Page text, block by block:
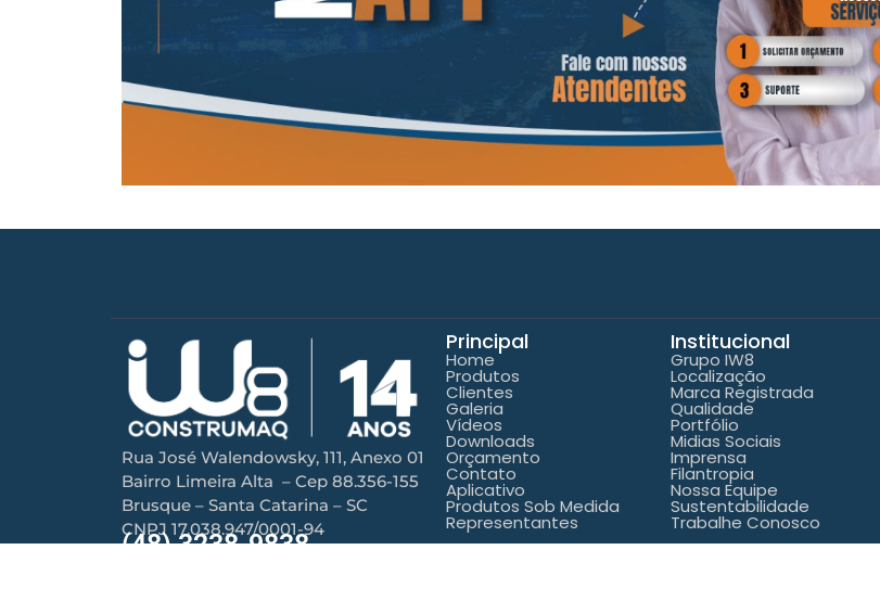
Rua José Walendowsky, 111, Anexo 01
Bairro Limeira Alta – Cep 88.356-155
Brusque – Santa Catarina – SC
CNPJ 17.038.947/0001-94
(48) 3238-9838
Principal
Home
Produtos
Clientes
Galeria
Vídeos
Downloads
Orçamento
Contato
Aplicativo
Produtos Sob Medida
Representantes
Institucional
Grupo IW8
Localização
Marca Registrada
Qualidade
Portfólio
Midias Sociais
Imprensa
Filantropia
Nossa Equipe
Sustentabilidade
Trabalhe Conosco